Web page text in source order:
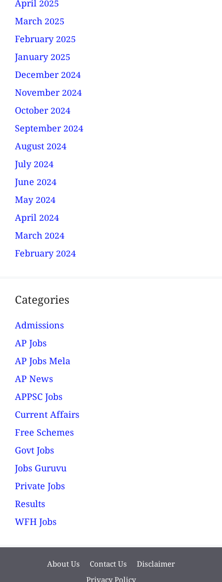
April 2025
March 2025
February 2025
January 2025
December 2024
November 2024
October 2024
September 2024
August 2024
July 2024
June 2024
May 2024
April 2024
March 2024
February 2024
Categories
Admissions
AP Jobs
AP Jobs Mela
AP News
APPSC Jobs
Current Affairs
Free Schemes
Govt Jobs
Jobs Guruvu
Private Jobs
Results
WFH Jobs
About Us Contact Us
Disclaimer